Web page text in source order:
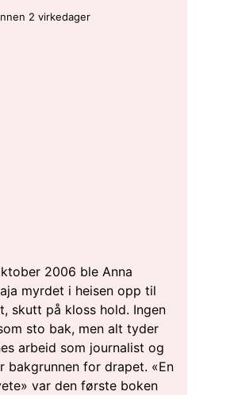
2 virkedager
2006 ble Anna
myrdet i heisen opp til
skutt på kloss hold. Ingen
sto bak, men alt tyder
arbeid som journalist og
bakgrunnen for drapet. «En
var den første boken